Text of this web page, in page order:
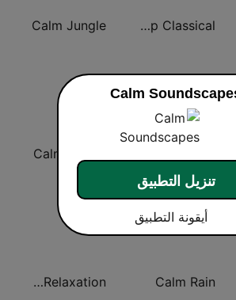
Calm Sleep Classical
Calm Jungle
Calm Ocean
Calm Rain
Calm Relaxation
Calm
تنزيل التطبيق